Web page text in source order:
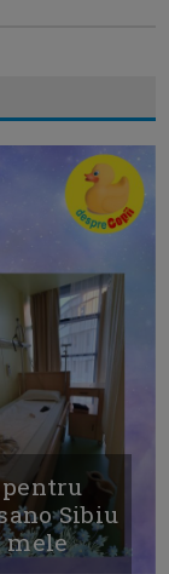
Sibiu
mele